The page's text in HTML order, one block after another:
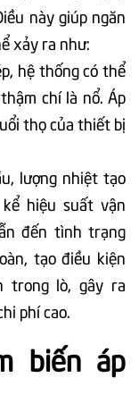
này giúp ngăn
xảy ra như:
hệ thống có thể
chí là nổ. Áp
thọ của thiết bị
lượng nhiệt tạo
hiệu suất vận
đến tình trạng
tạo điều kiện
trong lò, gây ra
phí cao.
biến áp